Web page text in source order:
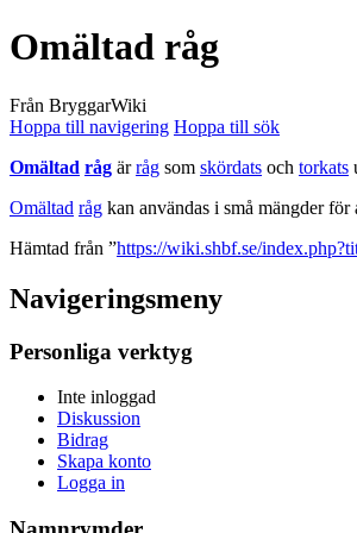
Omältad råg
Från BryggarWiki
Hoppa till navigering Hoppa till sök
Omältad råg ärråg som skördats och torkats
Omältad råg kan användas i små mängder
Hämtad från ”https://wiki.shbf.se/
Navigeringsmeny
Personliga verktyg
Inte inloggad
Diskussion
Bidrag
Skapa konto
Logga in